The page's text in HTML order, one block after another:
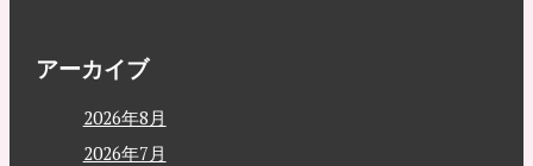
アーカイブ
2026年8月
2026年7月